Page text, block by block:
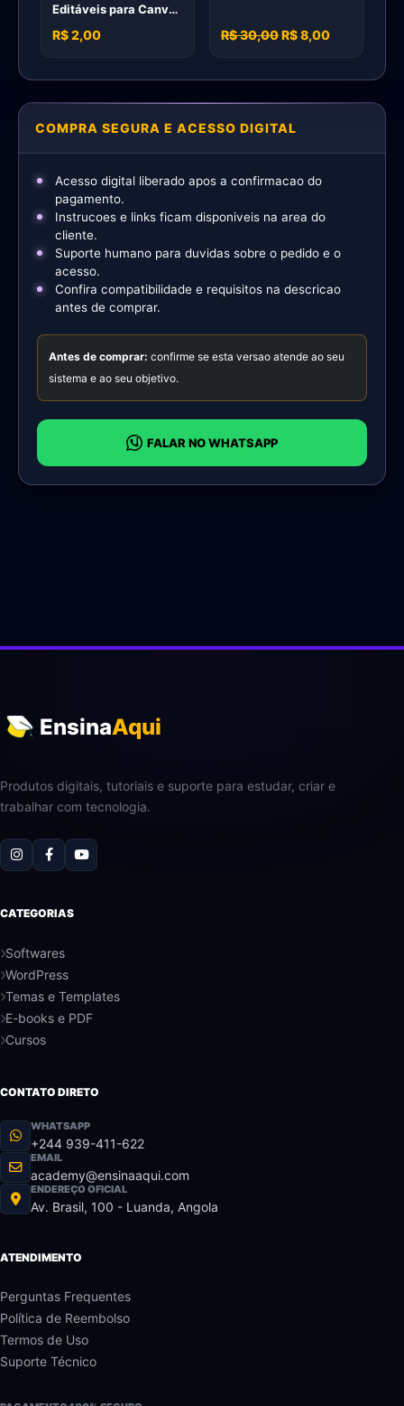
COMPRA SEGURA E ACESSO DIGITAL
Acesso digital liberado apos a confirmacao do
pagamento.
Instrucoes e links ficam disponiveis na area do
cliente.
Suporte humano para duvidas sobre o pedido e o
acesso.
Confira compatibilidade e requisitos na descricao
antes de comprar.
Antes de comprar: confirme se esta versao atende ao seu
sistema e ao seu objetivo.
FALAR NO WHATSAPP
Editáveis para Canva
– Pack Profissional
R$ 2,00 R$ 30,00R$ 8,00
EnsinaAqui
Produtos digitais, tutoriais e suporte para estudar, criar e
trabalhar com tecnologia.
CATEGORIAS
Softwares
WordPress
Temas e Templates
E-books e PDF
Cursos
CONTATO DIRETO
WHATSAPP
+244 939-411-622
EMAIL
academy@ensinaaqui.com
ENDEREÇO OFICIAL
Av. Brasil, 100 - Luanda, Angola
ATENDIMENTO
Perguntas Frequentes
Política de Reembolso
Termos de Uso
Suporte Técnico